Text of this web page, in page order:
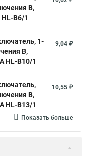
B,
B6/1
1-
B,
HL-B10/1
9,04 ₽
B,
HL-B13/1
10,55 ₽
Показать больше